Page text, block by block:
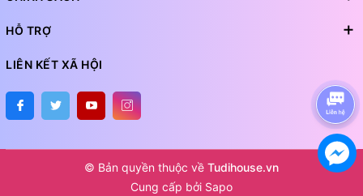
HỖ TRỢ
LIÊN KẾT XÃ HỘI
© Bản quyền thuộc về Tudihouse.vn
Cung cấp bởi Sapo